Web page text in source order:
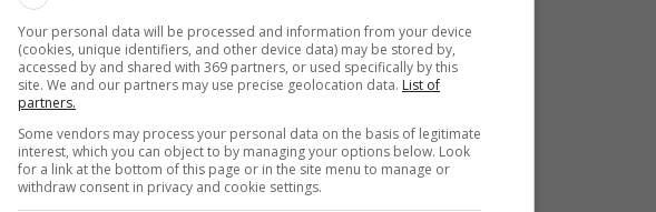
për të kufizuar aftësinë e presidentit të
Nixon për të vazhduar luftën në Vietnam.
e 60-të që nga 28 shkurti, kur administrata
sulmet kundër Iranit.
i Mbrojtjes Pete Hegseth pohojnë se afati i
Your personal data will be processed and information from your device
(cookies, unique identifiers, and other device data) may be stored by,
accessed by and shared with 369 partners, or used specifically by this
site. We and our partners may use precise geolocation data. List of
partners.
Some vendors may process your personal data on the basis of legitimate
interest, which you can object to by managing your options below. Look
for a link at the bottom of this page or in the site menu to manage or
withdraw consent in privacy and cookie settings.